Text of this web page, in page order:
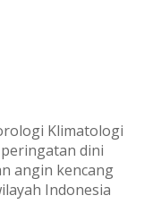
Klimatologi
dini
angin kencang
Indonesia